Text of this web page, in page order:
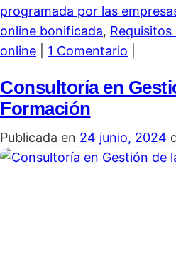
programada por las
online bonificada,
online
1 Comentario
Consultoría en
Formación
Publicada en 24 junio, 2024